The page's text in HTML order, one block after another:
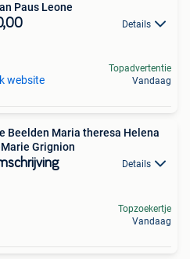
Paus Leone
Details
website
Topadvertentie
Vandaag
Beelden Maria theresa Helena
Grignion
Details
Topzoekertje
Vandaag